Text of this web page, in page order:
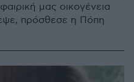
μας οικογένεια
πρόσθεσε η Πόπη